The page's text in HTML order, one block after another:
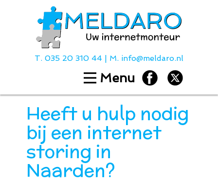
T. 035 20 310 44 | M. info@meldaro.nl
Menu
Diensten
Hulp bij
Over ons
Contact
Tarieven
Heeft u hulp nodig
bij een internet
storing in
Naarden?